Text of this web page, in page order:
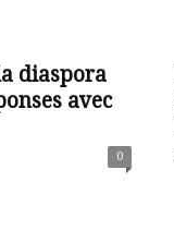
diaspora
avec
0